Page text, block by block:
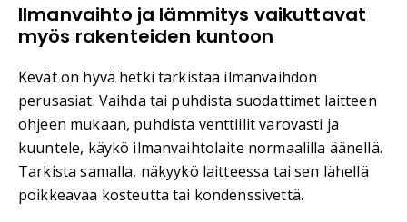
Ilmanvaihto ja lämmitys vaikuttavat
myös rakenteiden kuntoon
Kevät on hyvä hetki tarkistaa ilmanvaihdon
perusasiat. Vaihda tai puhdista suodattimet laitteen
ohjeen mukaan, puhdista venttiilit varovasti ja
kuuntele, käykö ilmanvaihtolaite normaalilla äänellä.
Tarkista samalla, näkyykö laitteessa tai sen lähellä
poikkeavaa kosteutta tai kondenssivettä.